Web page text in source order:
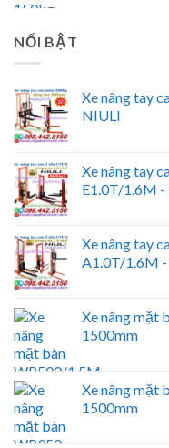
NỔI BẬT
Xe nâng tay
NIULI
Xe nâng tay
E1.0T/1.6M
Xe nâng tay
A1.0T/1.6M
Xe nâng mặt
1500mm
Xe nâng mặt
1500mm